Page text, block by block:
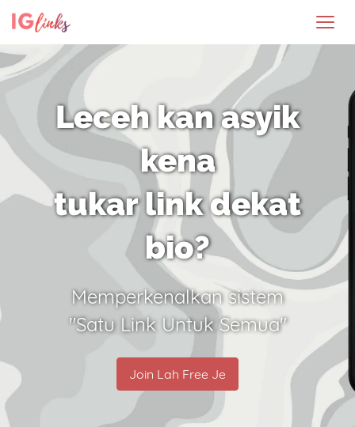
Leceh kan asyik
kena
tukar link dekat
bio?
Memperkenalkan sistem
"Satu Link Untuk Semua"
Join Lah Free Je